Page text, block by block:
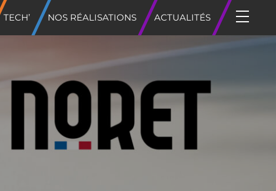
TECH’ NOS RÉALISATIONS ACTUALITÉS